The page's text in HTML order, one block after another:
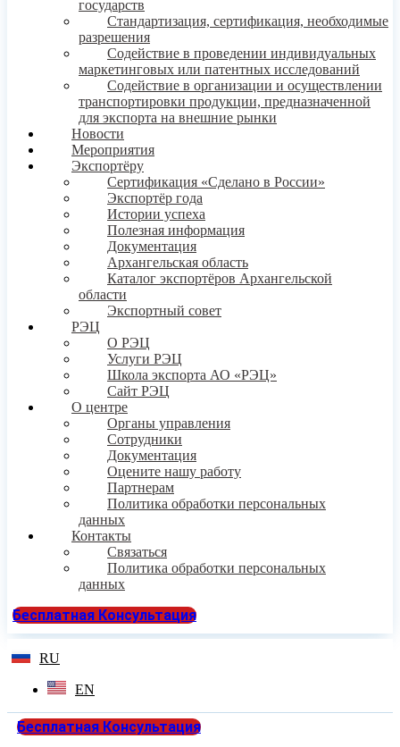
государств
Стандартизация, сертификация, необходимые
разрешения
Содействие в проведении индивидуальных
маркетинговых или патентных исследований
Содействие в организации и осуществлении
транспортировки продукции, предназначенной
для экспорта на внешние рынки
Новости
Мероприятия
Экспортёру
Сертификация «Сделано в России»
Экспортёр года
Истории успеха
Полезная информация
Документация
Архангельская область
Каталог экспортёров Архангельской
области
Экспортный совет
РЭЦ
О РЭЦ
Услуги РЭЦ
Школа экспорта АО «РЭЦ»
Сайт РЭЦ
О центре
Органы управления
Сотрудники
Документация
Оцените нашу работу
Партнерам
Политика обработки персональных
данных
Контакты
Связаться
Политика обработки персональных
данных
Бесплатная Консультация
RU
EN
Бесплатная Консультация